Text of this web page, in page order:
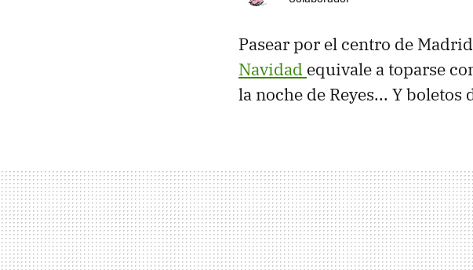
Pasear por el centro de
Navidad equivale a toparse
la noche de Reyes... Y